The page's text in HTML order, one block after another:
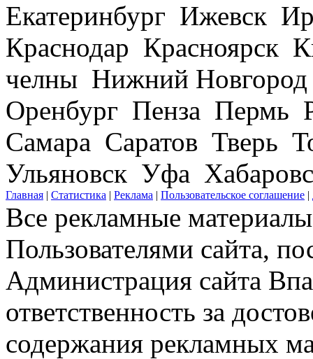
Екатеринбург Ижевск
Краснодар Красноярск
челны Нижний
Оренбург Пенза Пермь
Самара Саратов Тверь
Ульяновск Уфа
Главная | Статистика | Реклама | Пользовательское соглашение |
Все рекламные
Пользователями сайта,
Администрация сайта
ответственность за
содержания рекламных